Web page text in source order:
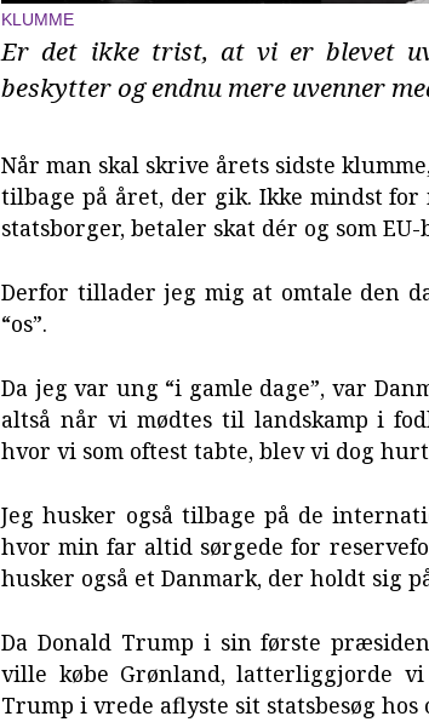
KLUMME
Er det ikke trist, at vi er blevet
beskytter og endnu mere uvenner
Når man skal skrive årets sidste
tilbage på året, der gik. Ikke mindst for
statsborger, betaler skat dér og som
Derfor tillader jeg mig at omtale den
“os”.
Da jeg var ung “i gamle dage”, var
altså når vi mødtes til landskamp i
hvor vi som oftest tabte, blev vi dog
Jeg husker også tilbage på de
hvor min far altid sørgede for
husker også et Danmark, der holdt sig
Da Donald Trump i sin første
ville købe Grønland, latterliggjorde
Trump i vrede aflyste sit statsbesøg hos